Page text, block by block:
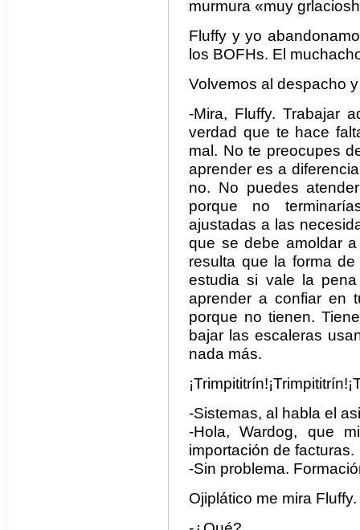
murmura «muy
Fluffy y yo
los BOFHs. El
Volvemos al despacho
-Mira, Fluffy. Trabajar
verdad que te hace
mal. No te preocupes
aprender es a
no. No puedes
porque no
ajustadas a las
que se debe amoldar
resulta que la forma
estudia si vale la
aprender a confiar en
porque no tienen.
bajar las escaleras
nada más.
-Sistemas, al habla el
-Hola, Wardog, que
importación de facturas.
-Sin problema.
Ojiplático me mira Fluffy.